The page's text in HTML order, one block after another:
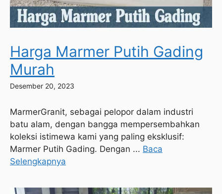
Harga Marmer Putih Gading
Murah
Desember 20, 2023
MarmerGranit, sebagai pelopor dalam industri
batu alam, dengan bangga mempersembahkan
koleksi istimewa kami yang paling eksklusif:
Marmer Putih Gading. Dengan ... Baca
Selengkapnya